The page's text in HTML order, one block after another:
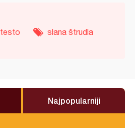
testo
slana štrudla
Najpopularniji